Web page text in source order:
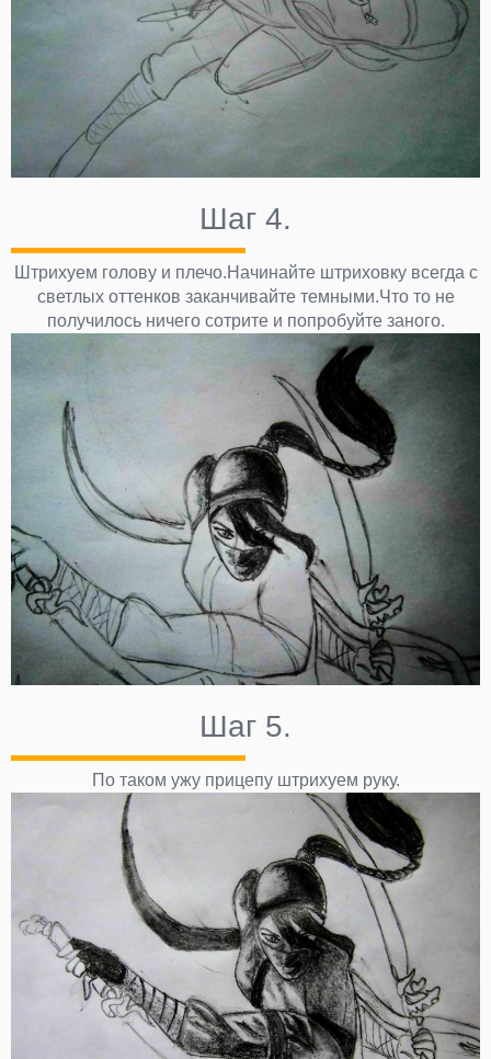
Шаг 4.
Штрихуем голову и плечо.Начинайте штриховку всегда с
светлых оттенков заканчивайте темными.Что то не
получилось ничего сотрите и попробуйте заного.
Шаг 5.
По таком ужу прицепу штрихуем руку.